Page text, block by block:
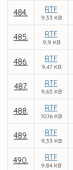
484. RTF
9,33 KB
485. RTF
9,9 KB
486. RTF
9,47 KB
487. RTF
9,65 KB
488. RTF
10,16 KB
489. RTF
9,33 KB
490. RTF
9,84 KB